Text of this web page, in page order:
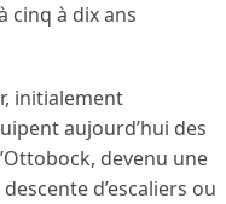
cinq à dix ans
initialement
aujourd’hui des
devenu une
d’escaliers ou